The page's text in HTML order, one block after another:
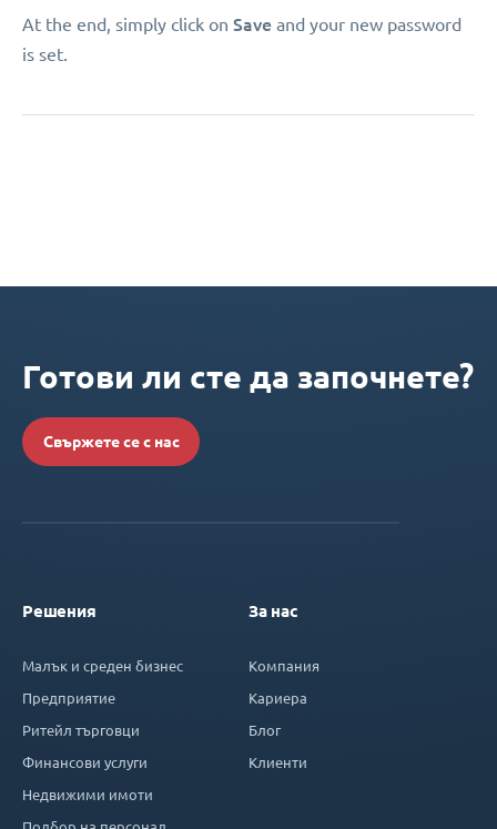
At the end, simply click on Save and your new password
is set.
Готови ли сте да започнете?
Свържете се с нас
Решения
Малък и среден бизнес
Предприятие
Ритейл търговци
Финансови услуги
Недвижими имоти
За нас
Компания
Кариера
Блог
Клиенти